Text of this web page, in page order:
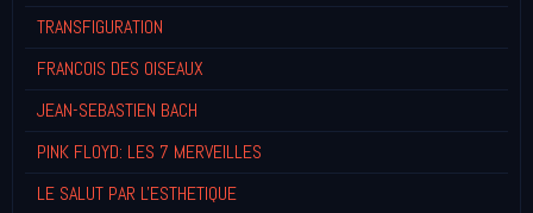
TRANSFIGURATION
FRANCOIS DES OISEAUX
JEAN-SEBASTIEN BACH
PINK FLOYD: LES 7 MERVEILLES
LE SALUT PAR L'ESTHETIQUE